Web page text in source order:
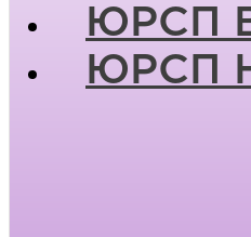
ЮРСП
ЮРСП